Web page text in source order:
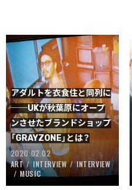
アダルトを衣食住と同列に
──UKが秋葉原にオープ
ンさせたブランドショップ
「GRAYZONE」とは？
2020.02.02
ART
INTERVIEW
INTERVIEW
MUSIC